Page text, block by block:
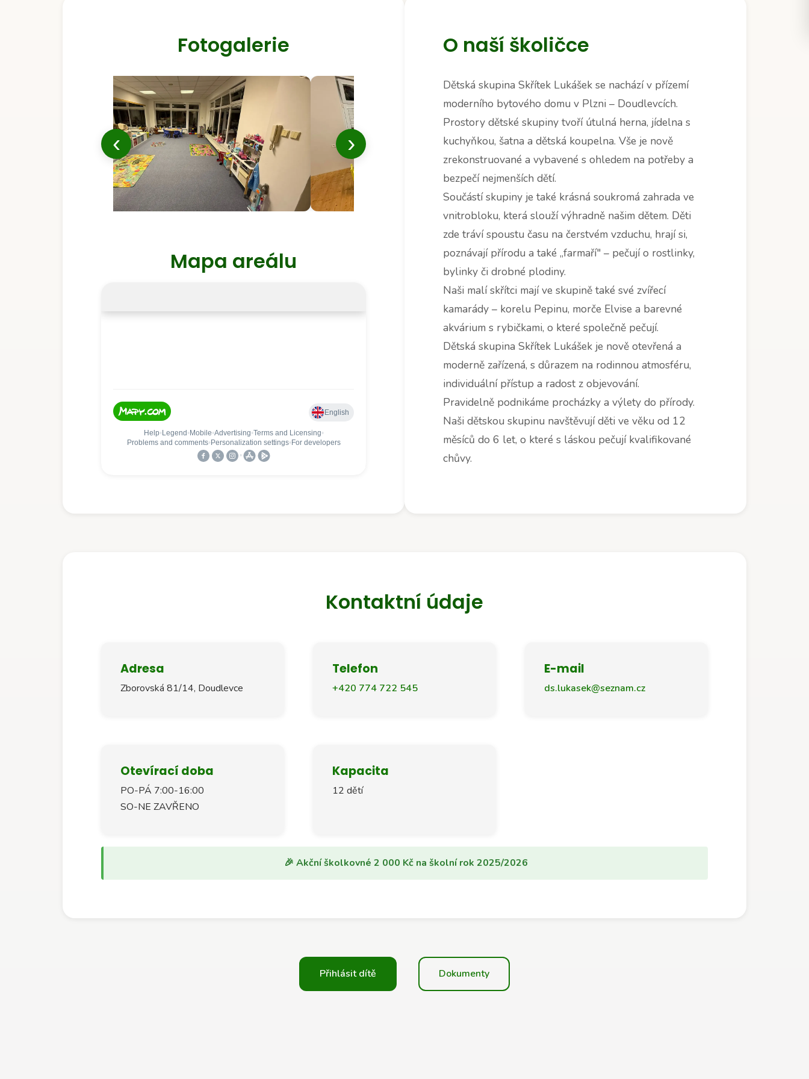
O naší školičce
Dětská skupina Skřítek Lukášek se nachází v přízemí
moderního bytového domu v Plzni – Doudlevcích.
Prostory dětské skupiny tvoří útulná herna, jídelna s
kuchyňkou, šatna a dětská koupelna. Vše je nově
zrekonstruované a vybavené s ohledem na potřeby a
bezpečí nejmenších dětí.
Součástí skupiny je také krásná soukromá zahrada ve
vnitrobloku, která slouží výhradně našim dětem. Děti
zde tráví spoustu času na čerstvém vzduchu, hrají si,
poznávají přírodu a také „farmaří" – pečují o rostlinky,
bylinky či drobné plodiny.
Naši malí skřítci mají ve skupině také své zvířecí
kamarády – korelu Pepinu, morče Elvise a barevné
akvárium s rybičkami, o které společně pečují.
Dětská skupina Skřítek Lukášek je nově otevřená a
moderně zařízená, s důrazem na rodinnou atmosféru,
individuální přístup a radost z objevování.
Pravidelně podnikáme procházky a výlety do přírody.
Naši dětskou skupinu navštěvují děti ve věku od 12
měsíců do 6 let, o které s láskou pečují kvalifikované
chůvy.
Fotogalerie
‹ ›
Mapa areálu
Kontaktní údaje
Adresa
Zborovská 81/14, Doudlevce
Telefon
+420 774 722 545
E-mail
ds.lukasek@seznam.cz
Otevírací doba
PO-PÁ 7:00-16:00
SO-NE ZAVŘENO
Kapacita
12 dětí
🎉 Akční školkovné 2 000 Kč na školní rok 2025/2026
Přihlásit dítě Dokumenty